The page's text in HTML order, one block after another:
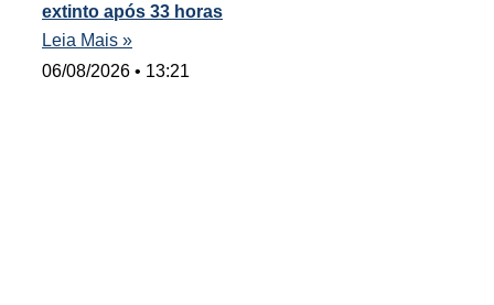
extinto após 33 horas
Leia Mais »
06/08/2026
13:21